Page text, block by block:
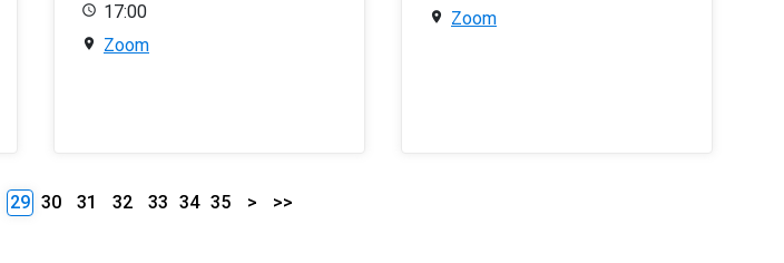
17:00
Zoom
Zoom
29 30 31 32 33 34 35 > >>